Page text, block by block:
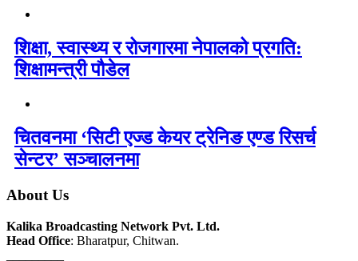
शिक्षा, स्वास्थ्य र रोजगारमा नेपालको प्रगति:
शिक्षामन्त्री पौडेल
चितवनमा ‘सिटी एज्ड केयर ट्रेनिङ एण्ड रिसर्च
सेन्टर’ सञ्चालनमा
About Us
Kalika Broadcasting Network Pvt. Ltd.
Head Office: Bharatpur, Chitwan.